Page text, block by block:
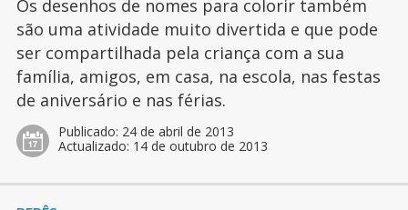
Os desenhos de nomes para colorir também
são uma atividade muito divertida e que pode
ser compartilhada pela criança com a sua
família, amigos, em casa, na escola, nas festas
de aniversário e nas férias.
Publicado: 24 de abril de 2013
Actualizado: 14 de outubro de 2013